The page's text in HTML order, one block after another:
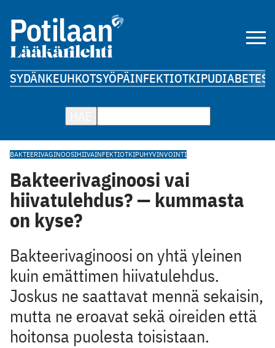
SYDÄNKEUHKOTSYÖPÄINFEKTIOTKIPUDIABETES
BAKTEERIVAGINOOSIHIIVAINFEKTIOTKIPUHYVINVOINTI
Bakteerivaginoosi vai
hiivatulehdus? — kummasta
on kyse?
Bakteerivaginoosi on yhtä yleinen
kuin emättimen hiivatulehdus.
Joskus ne saattavat mennä sekaisin,
mutta ne eroavat sekä oireiden että
hoitonsa puolesta toisistaan.